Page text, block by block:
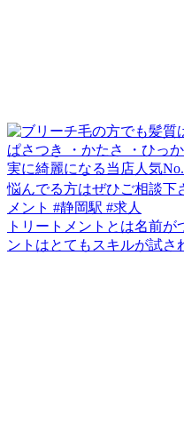
トリートメントとは名前
ントはとてもスキルが試さ